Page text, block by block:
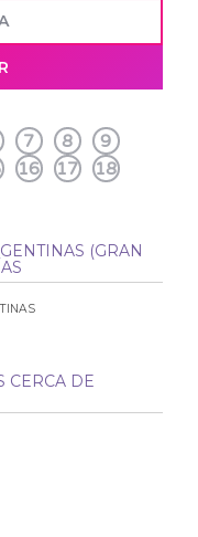
7 8
9
16 17
18
(GRAN
CERCA DE